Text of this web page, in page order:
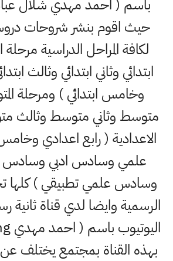
باسم ( احمد مهدي شلال
حيث اقوم بنشر شروحات
لكافة المراحل الدراسية مرحلة
ابتدائي وثاني ابتدائي وثالث
وخامس ابتدائي ) ومرحلة
متوسط وثاني متوسط وثالث
الاعدادية ( رابع اعدادي
علمي وسادس ادبي وسادس
وسادس علمي تطبيقي ) كلها
الرسمية وايضا لدي قناة
بهذه القناة بمجتمع يختلف عن